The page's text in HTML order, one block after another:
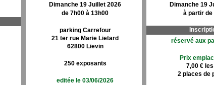
Dimanche 19 Juillet 2026
de 7h00 à 13h00
parking Carrefour
21 ter rue Marie Lietard
62800 Lievin
250 exposants
editée le 03/06/2026
Dimanche 19
à partir de
réservé aux
Prix
7,00 €
2 places de